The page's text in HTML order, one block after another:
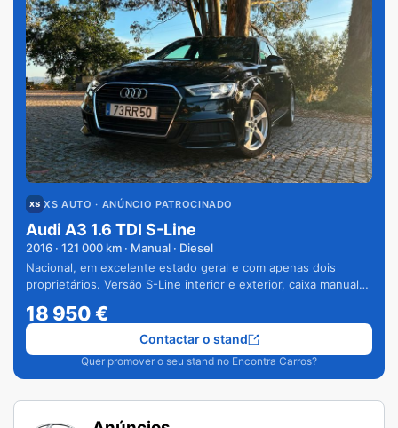
XS AUTO · ANÚNCIO PATROCINADO
Audi A3 1.6 TDI S-Line
2016 · 121 000 km · Manual · Diesel
Nacional, em excelente estado geral e com apenas dois
proprietários. Versão S-Line interior e exterior, caixa manual
18 950€
Quer promover o seu stand no Encontra Carros?
Contactar o stand